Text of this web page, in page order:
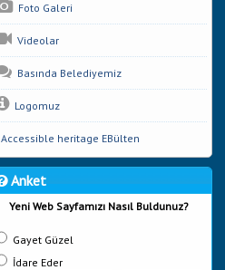
Foto Galeri
Videolar
Basında Belediyemiz
Logomuz
Accessible heritage EBülten
Anket
Yeni Web Sayfamızı Nasıl Buldunuz?
Gayet Güzel
İdare Eder